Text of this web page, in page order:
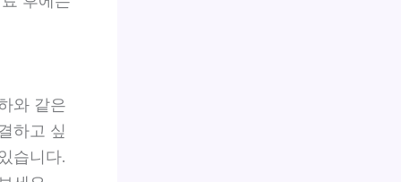
와 같은
하고 싶
습니다.